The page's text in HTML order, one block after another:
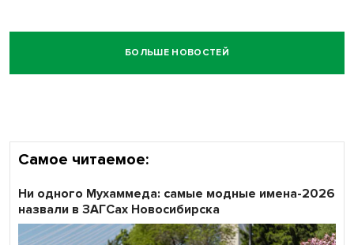
БОЛЬШЕ НОВОСТЕЙ
Самое читаемое:
Ни одного Мухаммеда: самые модные имена-2026
назвали в ЗАГСах Новосибирска